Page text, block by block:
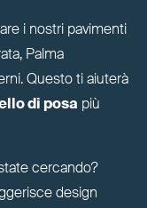
i nostri pavimenti
Palma
Questo ti aiuterà
di posa più
cercando?
design